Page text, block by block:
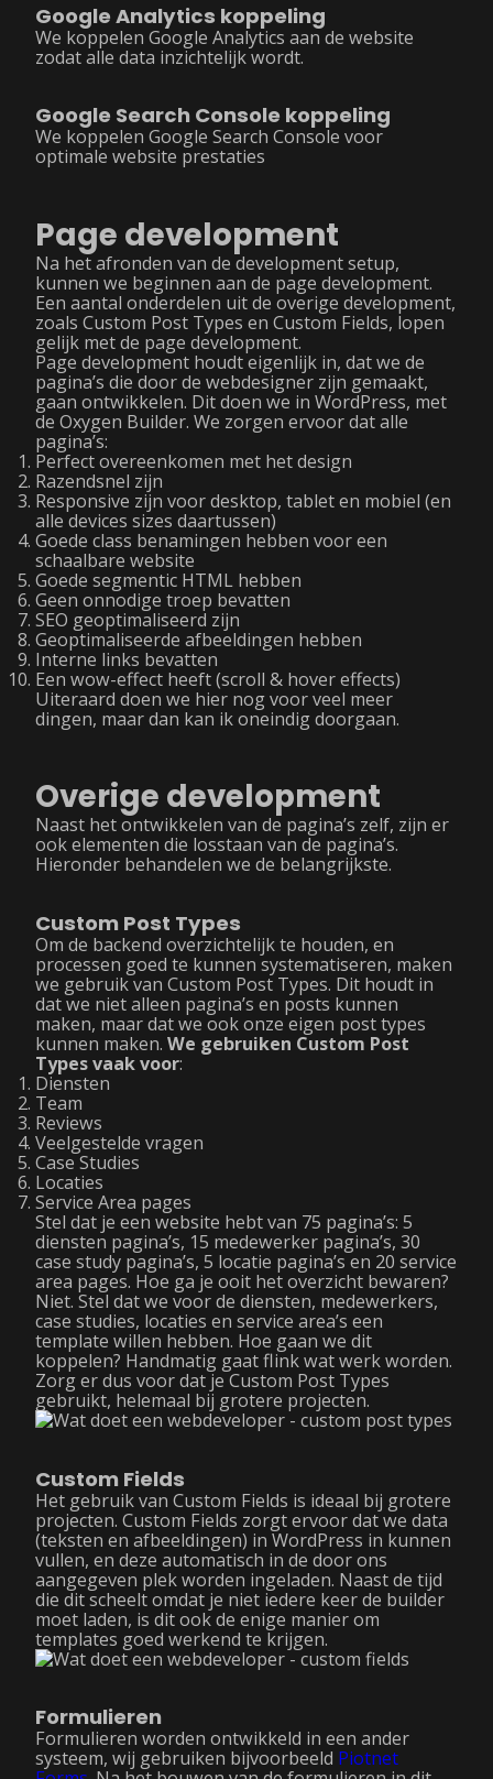
Google Analytics koppeling
We koppelen Google Analytics aan de website
zodat alle data inzichtelijk wordt.
Google Search Console koppeling
We koppelen Google Search Console voor
optimale website prestaties
Page development
Na het afronden van de development setup,
kunnen we beginnen aan de page development.
Een aantal onderdelen uit de overige development,
zoals Custom Post Types en Custom Fields, lopen
gelijk met de page development.
Page development houdt eigenlijk in, dat we de
pagina’s die door de webdesigner zijn gemaakt,
gaan ontwikkelen. Dit doen we in WordPress, met
de Oxygen Builder. We zorgen ervoor dat alle
pagina’s:
Perfect overeenkomen met het design
Razendsnel zijn
Responsive zijn voor desktop, tablet en mobiel (en
alle devices sizes daartussen)
Goede class benamingen hebben voor een
schaalbare website
Goede segmentic HTML hebben
Geen onnodige troep bevatten
SEO geoptimaliseerd zijn
Geoptimaliseerde afbeeldingen hebben
Interne links bevatten
Een wow-effect heeft (scroll & hover effects)
Uiteraard doen we hier nog voor veel meer
dingen, maar dan kan ik oneindig doorgaan.
Overige development
Naast het ontwikkelen van de pagina’s zelf, zijn er
ook elementen die losstaan van de pagina’s.
Hieronder behandelen we de belangrijkste.
Custom Post Types
Om de backend overzichtelijk te houden, en
processen goed te kunnen systematiseren, maken
we gebruik van Custom Post Types. Dit houdt in
dat we niet alleen pagina’s en posts kunnen
maken, maar dat we ook onze eigen post types
kunnen maken. We gebruiken Custom Post
Types vaak voor:
Diensten
Team
Reviews
Veelgestelde vragen
Case Studies
Locaties
Service Area pages
Stel dat je een website hebt van 75 pagina’s: 5
diensten pagina’s, 15 medewerker pagina’s, 30
case study pagina’s, 5 locatie pagina’s en 20 service
area pages. Hoe ga je ooit het overzicht bewaren?
Niet. Stel dat we voor de diensten, medewerkers,
case studies, locaties en service area’s een
template willen hebben. Hoe gaan we dit
koppelen? Handmatig gaat flink wat werk worden.
Zorg er dus voor dat je Custom Post Types
gebruikt, helemaal bij grotere projecten.
Custom Fields
Het gebruik van Custom Fields is ideaal bij grotere
projecten. Custom Fields zorgt ervoor dat we data
(teksten en afbeeldingen) in WordPress in kunnen
vullen, en deze automatisch in de door ons
aangegeven plek worden ingeladen. Naast de tijd
die dit scheelt omdat je niet iedere keer de builder
moet laden, is dit ook de enige manier om
templates goed werkend te krijgen.
Formulieren
Formulieren worden ontwikkeld in een ander
systeem, wij gebruiken bijvoorbeeld Piotnet